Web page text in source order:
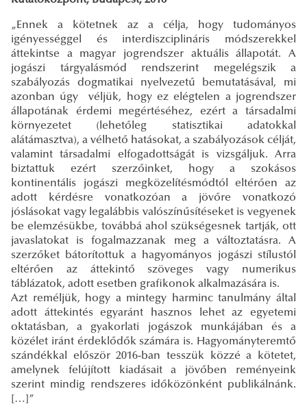
„Ennek a kötetnek az a célja, hogy tudományos
igényességgel és interdiszciplináris módszerekkel
áttekintse a magyar jogrendszer aktuális állapotát. A
jogászi tárgyalásmód rendszerint megelégszik a
szabályozás dogmatikai nyelvezetű bemutatásával, mi
azonban úgy véljük, hogy ez elégtelen a jogrendszer
állapotának érdemi megértéséhez, ezért a társadalmi
környezetet (lehetőleg statisztikai adatokkal
alátámasztva), a vélhető hatásokat, a szabályozások célját,
valamint társadalmi elfogadottságát is vizsgáljuk. Arra
biztattuk ezért szerzőinket, hogy a szokásos
kontinentális jogászi megközelítésmódtól eltérően az
adott kérdésre vonatkozóan a jövőre vonatkozó
jóslásokat vagy legalábbis valószínűsítéseket is vegyenek
be elemzésükbe, továbbá ahol szükségesnek tartják, ott
javaslatokat is fogalmazzanak meg a változtatásra. A
szerzőket bátorítottuk a hagyományos jogászi stílustól
eltérően az áttekintő szöveges vagy numerikus
táblázatok, adott esetben grafikonok alkalmazására is.
Azt reméljük, hogy a mintegy harminc tanulmány által
adott áttekintés egyaránt hasznos lehet az egyetemi
oktatásban, a gyakorlati jogászok munkájában és a
közélet iránt érdeklődők számára is. Hagyományteremtő
szándékkal először 2016-ban tesszük közzé a kötetet,
amelynek felújított kiadásait a jövőben reményeink
szerint mindig rendszeres időközönként publikálnánk.
[…]”